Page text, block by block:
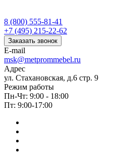
8 (800) 555-81-41
+7 (495) 215-22-62
Заказать звонок
E-mail
msk@metprommebel.ru
Адрес
ул. Стахановская, д.6 стр. 9
Режим работы
Пн-Чт: 9:00 - 18:00
Пт: 9:00-17:00